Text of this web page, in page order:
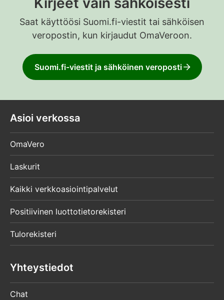
Saat käyttöösi Suomi.fi-viestit tai sähköisen
veropostin, kun kirjaudut OmaVeroon.
Suomi.fi-viestit ja sähköinen veroposti
Asioi verkossa
OmaVero
Laskurit
Kaikki verkkoasiointipalvelut
Positiivinen luottotietorekisteri
Tulorekisteri
Yhteystiedot
Chat